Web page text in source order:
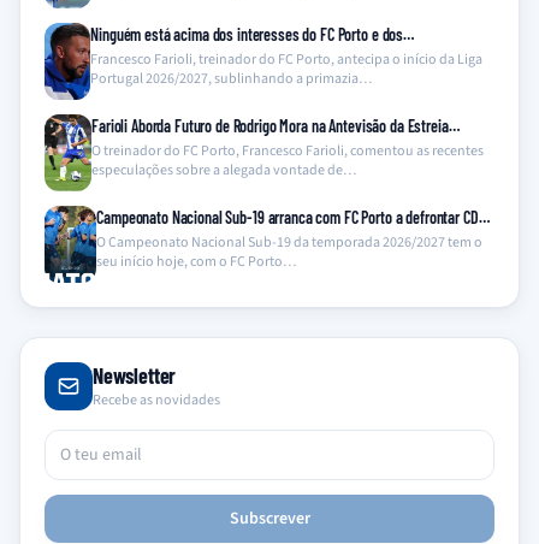
Ninguém está acima dos interesses do FC Porto e dos…
Francesco Farioli, treinador do FC Porto, antecipa o início da Liga
Portugal 2026/2027, sublinhando a primazia…
Farioli Aborda Futuro de Rodrigo Mora na Antevisão da Estreia…
O treinador do FC Porto, Francesco Farioli, comentou as recentes
especulações sobre a alegada vontade de…
Campeonato Nacional Sub-19 arranca com FC Porto a defrontar CD…
O Campeonato Nacional Sub-19 da temporada 2026/2027 tem o
seu início hoje, com o FC Porto…
Newsletter
Recebe as novidades
Subscrever